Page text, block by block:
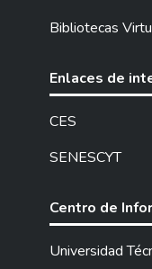
Bibliotecas
Enlaces de
CES
SENESCYT
Centro de
Universidad